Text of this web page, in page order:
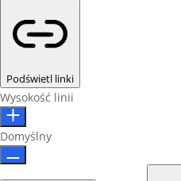
Podświetl linki
Wysokość linii
Domyślny